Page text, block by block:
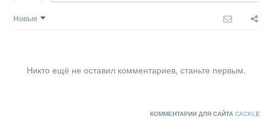
Новые
Никто ещё не оставил комментариев, станьте первым.
КОММЕНТАРИИ ДЛЯ САЙТА CACKL E